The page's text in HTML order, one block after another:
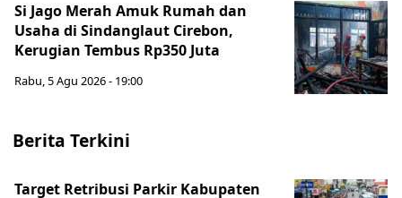
Si Jago Merah Amuk Rumah dan
Usaha di Sindanglaut Cirebon,
Kerugian Tembus Rp350 Juta
Rabu, 5 Agu 2026 - 19:00
Berita Terkini
Target Retribusi Parkir Kabupaten